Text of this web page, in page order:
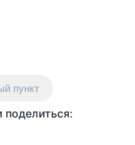
пункт
поделиться: